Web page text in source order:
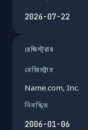
2026-07-22
রেজিস্ট্রার
রেজিস্ট্রার
Name.com, Inc.
নিবন্ধিত
2006-01-06